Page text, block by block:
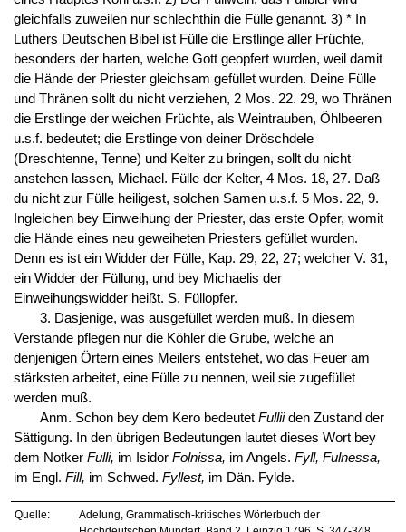
gleichfalls zuweilen nur schlechthin die Fülle genannt. 3) * In
Luthers Deutschen Bibel ist Fülle die Erstlinge aller Früchte,
besonders der harten, welche Gott geopfert wurden, weil damit
die Hände der Priester gleichsam gefüllet wurden. Deine Fülle
und Thränen sollt du nicht verziehen, 2 Mos. 22. 29, wo Thränen
die Erstlinge der weichen Früchte, als Weintrauben, Öhlbeeren
u.s.f. bedeutet; die Erstlinge von deiner Dröschdele
(Dreschtenne, Tenne) und Kelter zu bringen, sollt du nicht
anstehen lassen, Michael. Fülle der Kelter, 4 Mos. 18, 27. Daß
du nicht zur Fülle heiligest, solchen Samen u.s.f. 5 Mos. 22, 9.
Ingleichen bey Einweihung der Priester, das erste Opfer, womit
die Hände eines neu geweiheten Priesters gefüllet wurden.
Denn es ist ein Widder der Fülle, Kap. 29, 22, 27; welcher V. 31,
ein Widder der Füllung, und bey Michaelis der
Einweihungswidder heißt. S. Füllopfer.
3. Dasjenige, was ausgefüllet werden muß. In diesem
Verstande pflegen nur die Köhler die Grube, welche an
denjenigen Örtern eines Meilers entstehet, wo das Feuer am
stärksten arbeitet, eine Fülle zu nennen, weil sie zugefüllet
werden muß.
Anm. Schon bey dem Kero bedeutet Fulliiden Zustand der
Sättigung. In den übrigen Bedeutungen lautet dieses Wort bey
dem Notker Fulli, im Isidor Folnissa, im Angels. Fyll, Fulnessa,
im Engl. Fill, im Schwed. Fyllest, im Dän. Fylde.
Quelle:
Adelung, Grammatisch-kritisches Wörterbuch der